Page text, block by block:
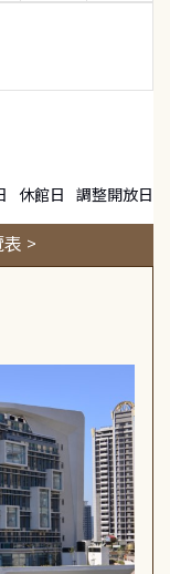
休館日 調整開放日
>